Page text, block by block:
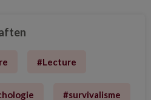
#Lecture
#survivalisme
amour
France